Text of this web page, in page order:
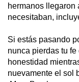
hermanos llegaron
necesitaban,
Si estás pasando
nunca pierdas tu fe
honestidad
nuevamente el sol